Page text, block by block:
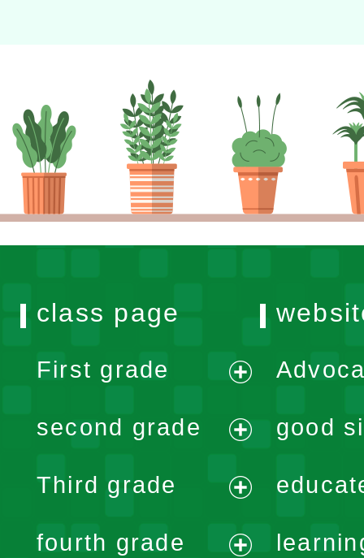
class page
First grade
menu
second grade
menu
Third grade
fourth grade
good